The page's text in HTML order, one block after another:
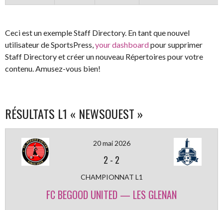
Ceci est un exemple Staff Directory. En tant que nouvel
utilisateur de SportsPress,your dashboardpour supprimer
Staff Directory et créer un nouveau Répertoires pour votre
contenu. Amusez-vous bien!
RÉSULTATS L1 « NEWSOUEST »
20 mai 2026
2 - 2
CHAMPIONNAT L1
FC BEGOOD UNITED — LES GLENAN